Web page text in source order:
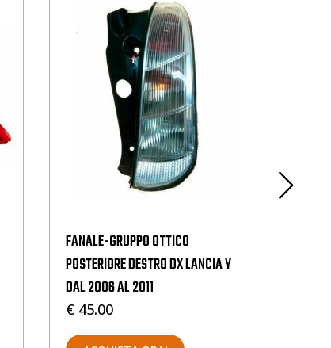
FANALE-GRUPPO OTTICO
POSTERIORE DESTRO DX LANCIA Y
DAL 2006 AL 2011
€ 45.00